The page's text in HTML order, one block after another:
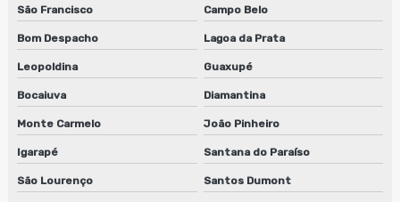
Manutenção de lavadora de clichês
Manutenção de lavadora de clichês em jundiaí
Manutenção de lavadora de clichês em são paulo
Manutenção de lavadora de clichês em sp
Manutenção de lavadora de peças biodegradáveis
São Francisco Campo Belo
Bom Despacho Lagoa da Prata
Leopoldina Guaxupé
Bocaiuva Diamantina
Monte Carmelo João Pinheiro
Igarapé Santana do Paraíso
São Lourenço Santos Dumont